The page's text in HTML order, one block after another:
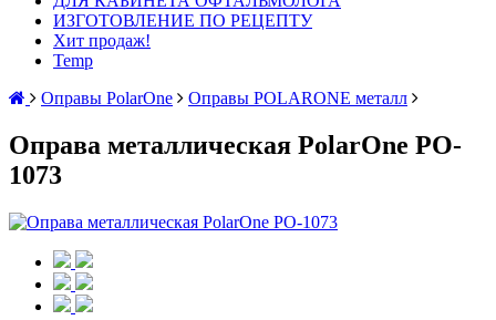
ИЗГОТОВЛЕНИЕ ПО РЕЦЕПТУ
Хит продаж!
Temp
Оправы PolarOne
Оправы POLARONE металл
Оправа металлическая PolarOne PO-
1073